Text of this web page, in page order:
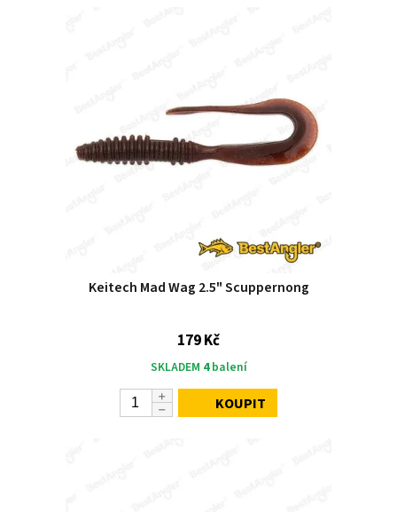
Keitech Mad Wag 2.5" Scuppernong
179 Kč
SKLADEM 4balení
KOUPIT